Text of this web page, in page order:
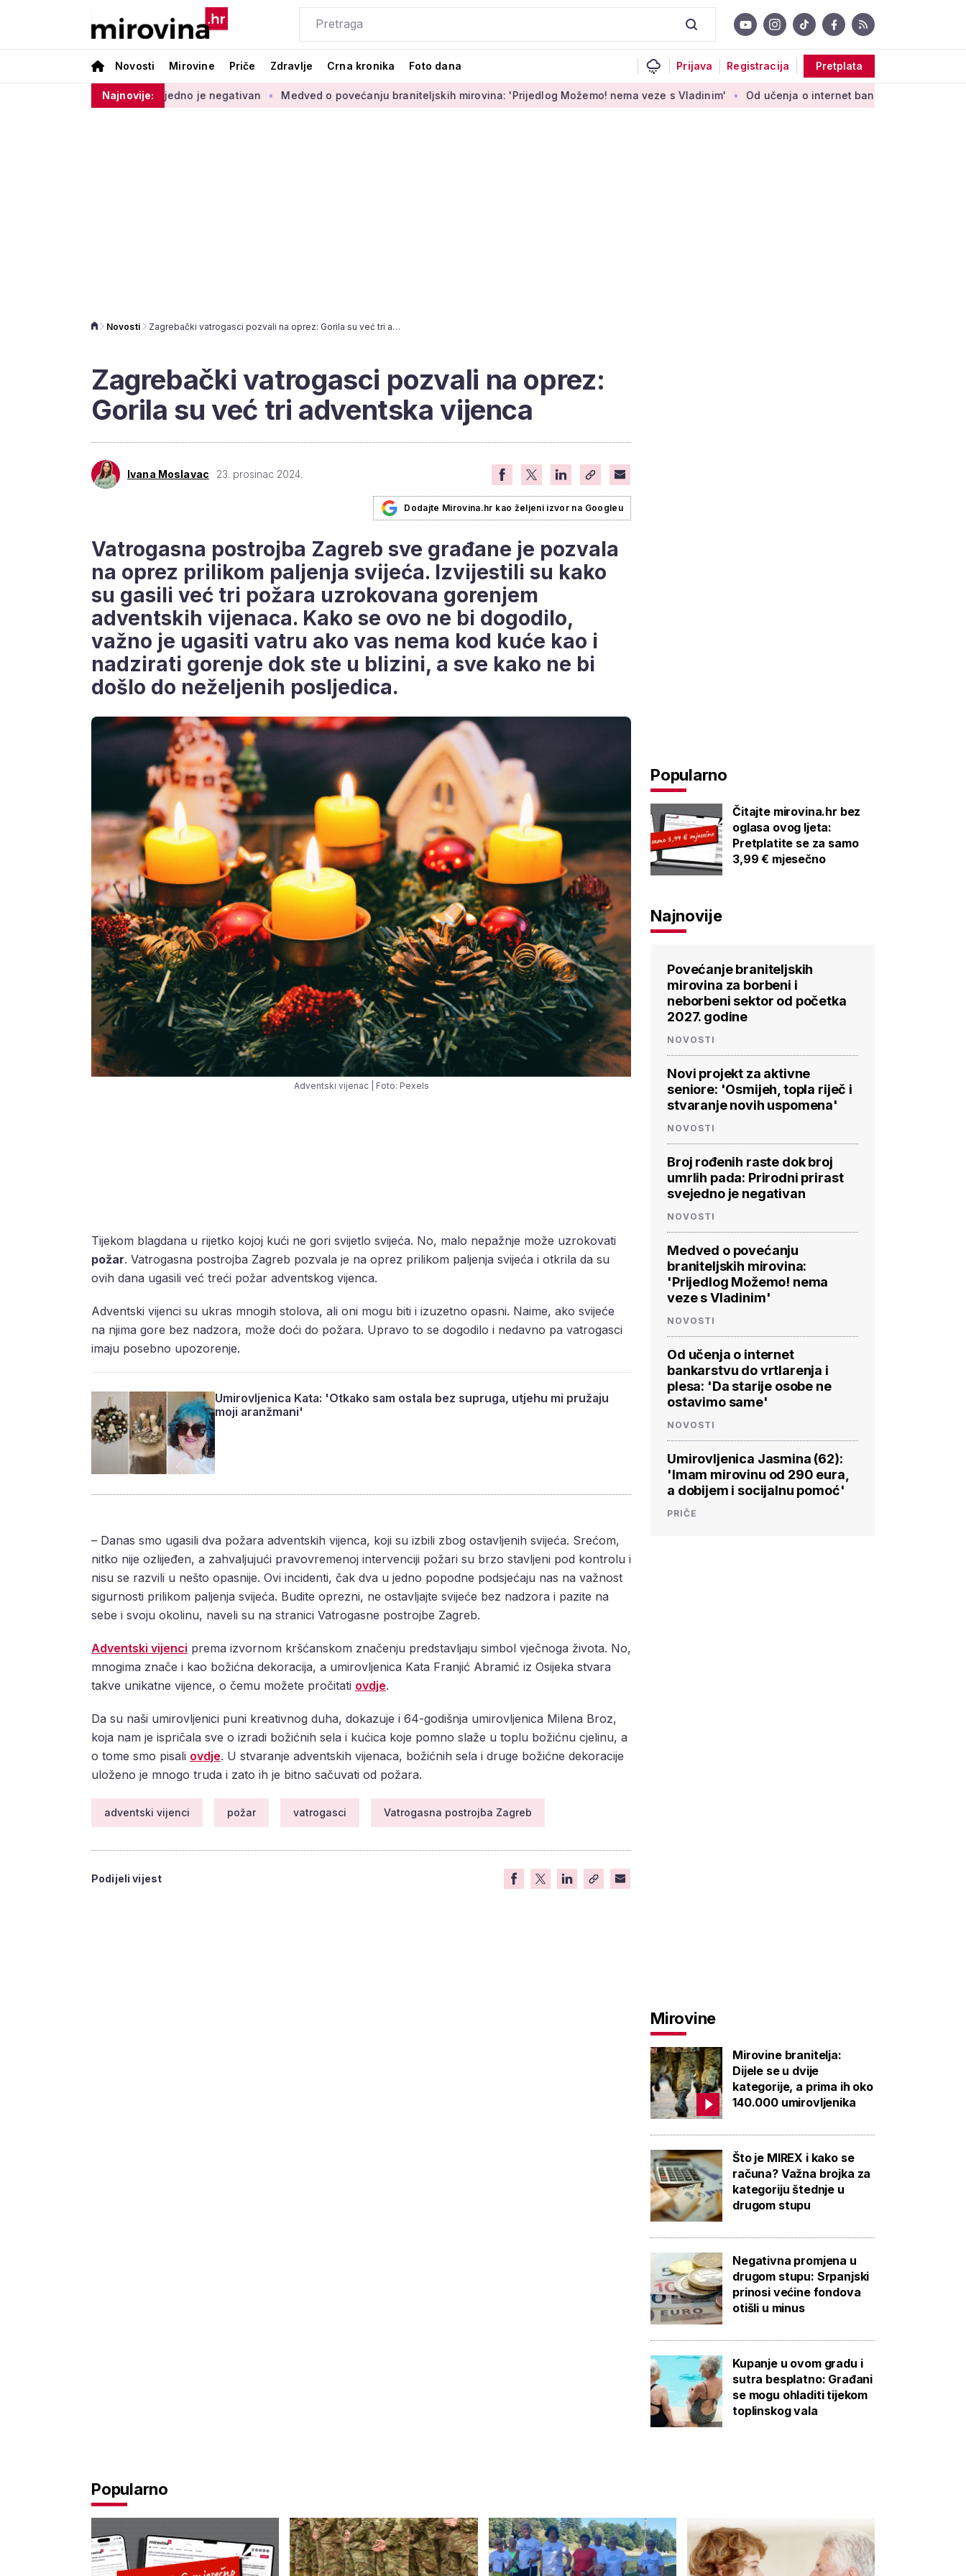
Novosti Mirovine Priče Zdravlje Crna kronika Foto dana Prijava Registracija Pretplata
Najnovije:
prirast svejedno je negativan Medved o povećanju braniteljskih mirovina: 'Prijedlog Možemo! nema veze s Vladinim' Od učenja o internet bankarstvu do vrtlarenja i plesa:
Novosti Zagrebački vatrogasci pozvali na oprez: Gorila su već tri adventska vijenca
Zagrebački vatrogasci pozvali na oprez:
Gorila su već tri adventska vijenca
Ivana Moslavac 23. prosinac 2024.
Dodajte Mirovina.hr kao željeni izvor na Googleu
Vatrogasna postrojba Zagreb sve građane je pozvala
na oprez prilikom paljenja svijeća. Izvijestili su kako
su gasili već tri požara uzrokovana gorenjem
adventskih vijenaca. Kako se ovo ne bi dogodilo,
važno je ugasiti vatru ako vas nema kod kuće kao i
nadzirati gorenje dok ste u blizini, a sve kako ne bi
došlo do neželjenih posljedica.
Adventski vijenac | Foto: Pexels
Tijekom blagdana u rijetko kojoj kući ne gori svijetlo svijeća. No, malo nepažnje može uzrokovati
požar. Vatrogasna postrojba Zagreb pozvala je na oprez prilikom paljenja svijeća i otkrila da su
ovih dana ugasili već treći požar adventskog vijenca.
Adventski vijenci su ukras mnogih stolova, ali oni mogu biti i izuzetno opasni. Naime, ako svijeće
na njima gore bez nadzora, može doći do požara. Upravo to se dogodilo i nedavno pa vatrogasci
imaju posebno upozorenje.
Umirovljenica Kata: 'Otkako sam ostala bez supruga, utjehu mi pružaju
moji aranžmani'
– Danas smo ugasili dva požara adventskih vijenca, koji su izbili zbog ostavljenih svijeća. Srećom,
nitko nije ozlijeđen, a zahvaljujući pravovremenoj intervenciji požari su brzo stavljeni pod kontrolu i
nisu se razvili u nešto opasnije. Ovi incidenti, čak dva u jedno popodne podsjećaju nas na važnost
sigurnosti prilikom paljenja svijeća. Budite oprezni, ne ostavljajte svijeće bez nadzora i pazite na
sebe i svoju okolinu, naveli su na stranici Vatrogasne postrojbe Zagreb.
Adventski vijenci prema izvornom kršćanskom značenju predstavljaju simbol vječnoga života. No,
mnogima znače i kao božićna dekoracija, a umirovljenica Kata Franjić Abramić iz Osijeka stvara
takve unikatne vijence, o čemu možete pročitati ovdje.
Da su naši umirovljenici puni kreativnog duha, dokazuje i 64-godišnja umirovljenica Milena Broz,
koja nam je ispričala sve o izradi božićnih sela i kućica koje pomno slaže u toplu božićnu cjelinu, a
o tome smo pisali ovdje. U stvaranje adventskih vijenaca, božićnih sela i druge božićne dekoracije
uloženo je mnogo truda i zato ih je bitno sačuvati od požara.
adventski vijenci požar vatrogasci Vatrogasna postrojba Zagreb
Podijeli vijest
Popularno
Čitajte mirovina.hr bez
oglasa ovog ljeta:
Pretplatite se za samo
3,99 € mjesečno
Najnovije
Povećanje braniteljskih
mirovina za borbeni i
neborbeni sektor od početka
2027. godine
NOVOSTI
Novi projekt za aktivne
seniore: 'Osmijeh, topla riječ i
stvaranje novih uspomena'
NOVOSTI
Broj rođenih raste dok broj
umrlih pada: Prirodni prirast
svejedno je negativan
NOVOSTI
Medved o povećanju
braniteljskih mirovina:
'Prijedlog Možemo! nema
veze s Vladinim'
NOVOSTI
Od učenja o internet
bankarstvu do vrtlarenja i
plesa: 'Da starije osobe ne
ostavimo same'
NOVOSTI
Umirovljenica Jasmina (62):
'Imam mirovinu od 290 eura,
a dobijem i socijalnu pomoć'
PRIČE
Mirovine
Mirovine branitelja:
Dijele se u dvije
kategorije, a prima ih oko
140.000 umirovljenika
Što je MIREX i kako se
računa? Važna brojka za
kategoriju štednje u
drugom stupu
Negativna promjena u
drugom stupu: Srpanjski
prinosi većine fondova
otišli u minus
Kupanje u ovom gradu i
sutra besplatno: Građani
se mogu ohladiti tijekom
toplinskog vala
Popularno